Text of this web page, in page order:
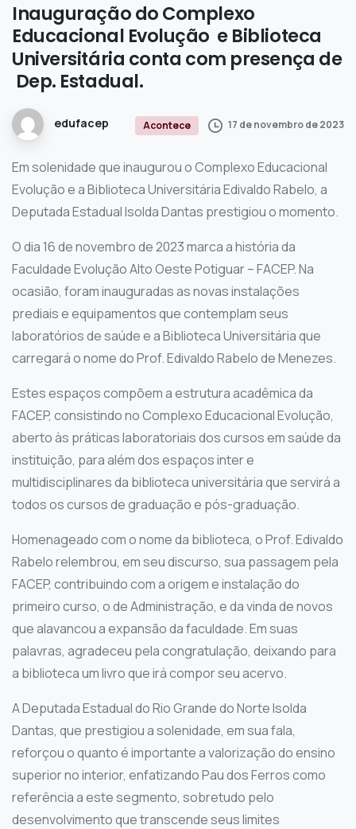
InauguraçãodoComplexo
Educacional Evolução eBiblioteca
Universitária conta com presença de
Dep. Estadual.
edufacep Acontece 17 de novembro de 2023
Em solenidade que inaugurou o Complexo Educacional
Evolução e a Biblioteca Universitária Edivaldo Rabelo, a
Deputada Estadual Isolda Dantas prestigiou o momento.
O dia 16 de novembro de 2023 marca a história da
Faculdade Evolução Alto Oeste Potiguar – FACEP. Na
ocasião, foram inauguradas as novas instalações
prediais e equipamentos que contemplam seus
laboratórios de saúde e a Biblioteca Universitária que
carregará o nome do Prof. Edivaldo Rabelo de Menezes.
Estes espaços compõem a estrutura acadêmica da
FACEP, consistindo no Complexo Educacional Evolução,
aberto às práticas laboratoriais dos cursos em saúde da
instituição, para além dos espaços inter e
multidisciplinares da biblioteca universitária que servirá a
todos os cursos de graduação e pós-graduação.
Homenageado com o nome da biblioteca, o Prof. Edivaldo
Rabelo relembrou, em seu discurso, sua passagem pela
FACEP, contribuindo com a origem e instalação do
primeiro curso, o de Administração, e da vinda de novos
que alavancou a expansão da faculdade. Em suas
palavras, agradeceu pela congratulação, deixando para
a biblioteca um livro que irá compor seu acervo.
A Deputada Estadual do Rio Grande do Norte Isolda
Dantas, que prestigiou a solenidade, em sua fala,
reforçou o quanto é importante a valorização do ensino
superior no interior, enfatizando Pau dos Ferros como
referência a este segmento, sobretudo pelo
desenvolvimento que transcende seus limites